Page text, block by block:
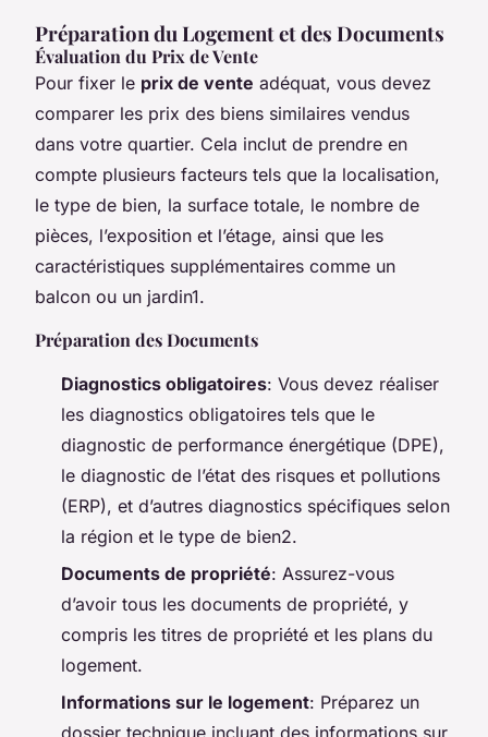
Préparation du Logement et des Documents
Évaluation du Prix de Vente
Pour fixer le prix de vente adéquat, vous devez
comparer les prix des biens similaires vendus
dans votre quartier. Cela inclut de prendre en
compte plusieurs facteurs tels que la localisation,
le type de bien, la surface totale, le nombre de
pièces, l’exposition et l’étage, ainsi que les
caractéristiques supplémentaires comme un
balcon ou un jardin1.
Préparation des Documents
Diagnostics obligatoires: Vous devez réaliser
les diagnostics obligatoires tels que le
diagnostic de performance énergétique (DPE),
le diagnostic de l’état des risques et pollutions
(ERP), et d’autres diagnostics spécifiques selon
la région et le type de bien2.
Documents de propriété: Assurez-vous
d’avoir tous les documents de propriété, y
compris les titres de propriété et les plans du
logement.
Informations sur le logement: Préparez un